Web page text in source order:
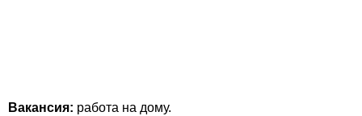
Вакансия: работа на дому.